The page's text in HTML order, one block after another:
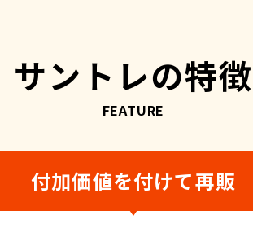
サントレの特徴
FEATURE
付加価値を付けて再販